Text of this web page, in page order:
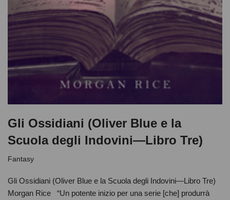
Gli Ossidiani (Oliver Blue e la
Scuola degli Indovini—Libro Tre)
Fantasy
Gli Ossidiani (Oliver Blue e la Scuola degli Indovini—Libro Tre)
Morgan Rice “Un potente inizio per una serie [che] produrrà